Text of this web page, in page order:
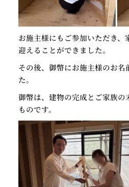
お施主様にもご参加いただき、
迎えることができました。
その後、御幣にお施主様のお名
た。
御幣は、建物の完成とご家族の
ものです。